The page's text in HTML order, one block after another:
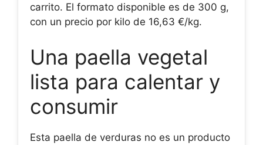
carrito. El formato disponible es de 300 g,
con un precio por kilo de 16,63 €/kg.
Una paella vegetal
lista para calentar y
consumir
Esta paella de verduras no es un producto